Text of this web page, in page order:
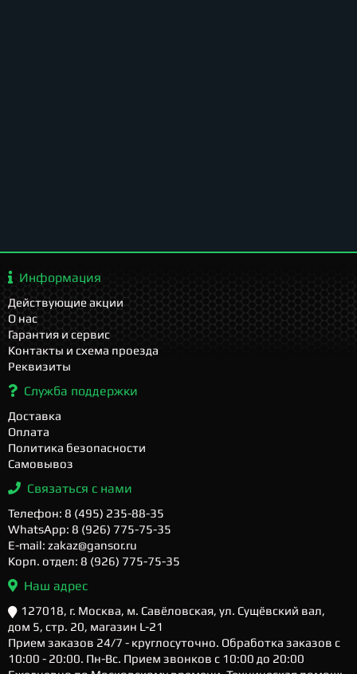
Информация
Действующие акции
О нас
Гарантия и сервис
Контакты и схема проезда
Реквизиты
Служба поддержки
Доставка
Оплата
Политика безопасности
Самовывоз
Связаться с нами
Телефон: 8 (495) 235-88-35
WhatsApp: 8 (926) 775-75-35
E-mail: zakaz@gansor.ru
Корп. отдел: 8 (926) 775-75-35
Наш адрес
127018, г. Москва, м. Савёловская, ул. Сущёвский вал,
дом 5, стр. 20, магазин L-21
Прием заказов 24/7 - круглосуточно. Обработка заказов с
10:00 - 20:00. Пн-Вс. Прием звонков с 10:00 до 20:00